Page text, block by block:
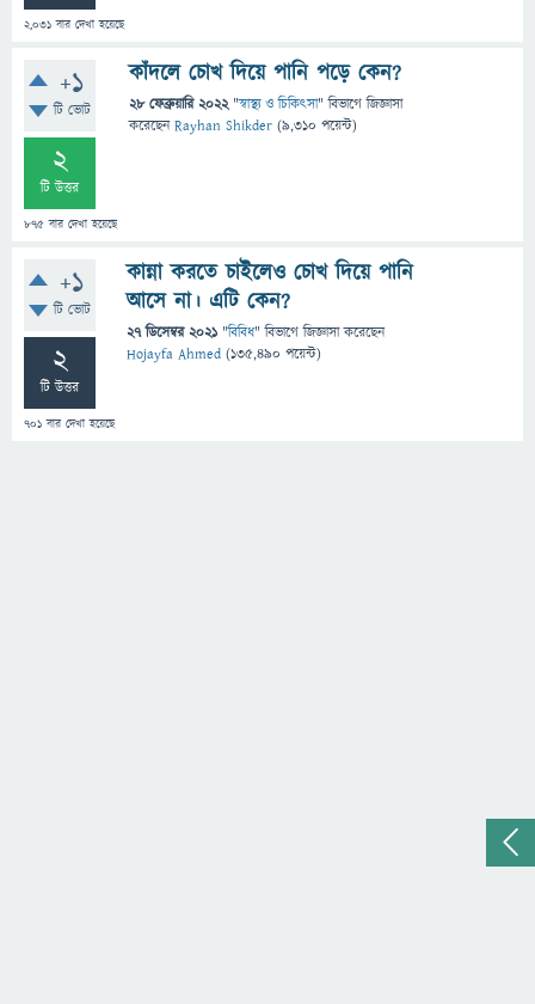
2,031 বার দেখা হয়েছে
+1
টি ভোট
2
টি উত্তর
875 বার দেখা হয়েছে
কাঁদলে চোখ দিয়ে পানি পড়ে কেন?
28 ফেব্রুয়ারি 2022 "স্বাস্থ্য ও চিকিৎসা" বিভাগে জিজ্ঞাসা
করেছেনRayhan Shikder (9,310 পয়েন্ট)
+1
টি ভোট
2
টি উত্তর
701 বার দেখা হয়েছে
কান্না করতে চাইলেও চোখ দিয়ে পানি
আসে না। এটি কেন?
27 ডিসেম্বর 2021 "বিবিধ" বিভাগে জিজ্ঞাসাকরেছেন
Hojayfa Ahmed (135,490 পয়েন্ট)